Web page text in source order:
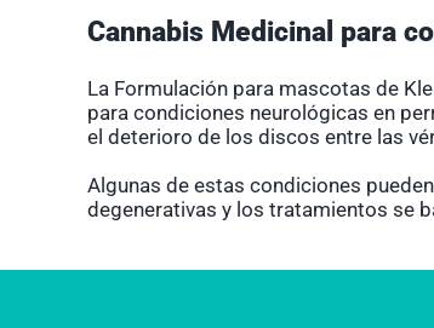
Cannabis Medicinal para
La Formulaciónpara mascotas de
para condiciones neurológicas en
el deterioro de los discos entre las
Algunas de estas condiciones
degenerativas y los tratamientos se